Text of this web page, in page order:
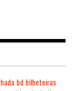
bd bilheteiras